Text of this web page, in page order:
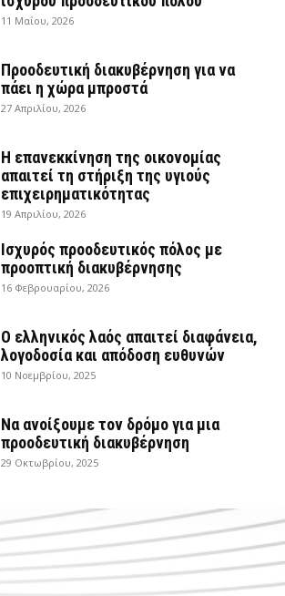
11 Μαΐου, 2026
Προοδευτική διακυβέρνηση για να
πάει η χώρα μπροστά
27 Απριλίου, 2026
Η επανεκκίνηση της οικονομίας
απαιτεί τη στήριξη της υγιούς
επιχειρηματικότητας
19 Απριλίου, 2026
Ισχυρός προοδευτικός πόλος με
προοπτική διακυβέρνησης
16 Φεβρουαρίου, 2026
Ο ελληνικός λαός απαιτεί διαφάνεια,
λογοδοσία και απόδοση ευθυνών
10 Νοεμβρίου, 2025
Να ανοίξουμε τον δρόμο για μια
προοδευτική διακυβέρνηση
29 Οκτωβρίου, 2025